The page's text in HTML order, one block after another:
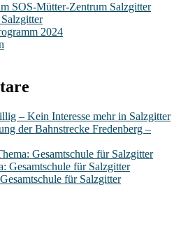
SOS-Mütter-Zentrum Salzgitter
2024
– Kein Interesse mehr in Salzgitter
der Bahnstrecke Fredenberg –
Gesamtschule für Salzgitter
Gesamtschule für Salzgitter
für Salzgitter